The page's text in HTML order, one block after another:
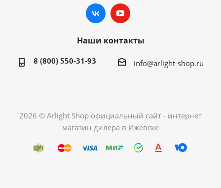
Наши контакты
8 (800) 550-31-93 info@arlight-shop.ru
2026 © Arlight Shop официальный сайт - интернет
магазин дилера в Ижевске